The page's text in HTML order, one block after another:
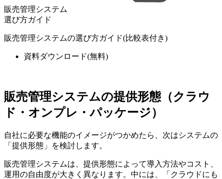
販売管理システム
選び方ガイド
販売管理システムの選び方ガイド(比較表付き)
資料ダウンロード(無料)
販売管理システムの提供形態（クラウ
ド・オンプレ・パッケージ）
自社に必要な機能のイメージがつかめたら、次はシステムの
「提供形態」を検討します。
販売管理システムは、提供形態によって導入方法やコスト、
運用の自由度が大きく異なります。中には、「クラウドにも